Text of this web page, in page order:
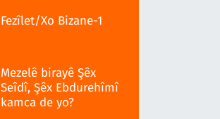
Fezîlet/Xo Bizane-1
Mezelê birayê Şêx
Seîdî, Şêx Ebdurehîmî
kamca de yo?